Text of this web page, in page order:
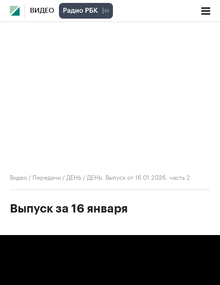
ВИДЕО
Видео / Передачи / ДЕНЬ / ДЕНЬ. Выпуск от 16.01.2026, часть 2
Выпуск за 16 января